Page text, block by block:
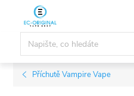
obsah
Příchutě Vampire Vape